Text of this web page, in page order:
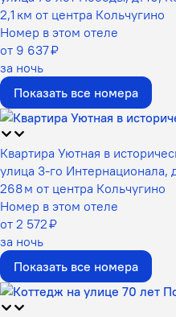
2,1 км от центра Кольчугино
Номер в этом отеле
от 9 637 ₽
за ночь
Показать все номера
Квартира Уютная в
улица 3-го Интернационала,
268 м от центра Кольчугино
Номер в этом отеле
от 2 572 ₽
за ночь
Показать все номера